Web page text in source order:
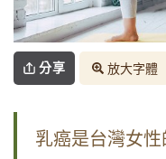
分享 放大字體
乳癌是台灣女